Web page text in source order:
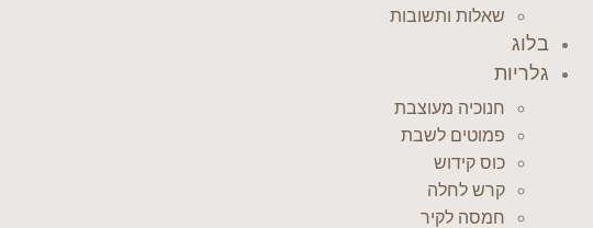
שאלות ותשובות
בלוג
גלריות
חנוכיה מעוצבת
פמוטים לשבת
כוס קידוש
קרש לחלה
חמסה לקיר